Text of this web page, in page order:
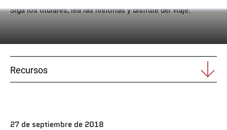
Productos
Aplicaciones
Industrias
Siga los titulares, lea las historias y disfrute del viaje.
Recursos
27 de septiembre de 2018